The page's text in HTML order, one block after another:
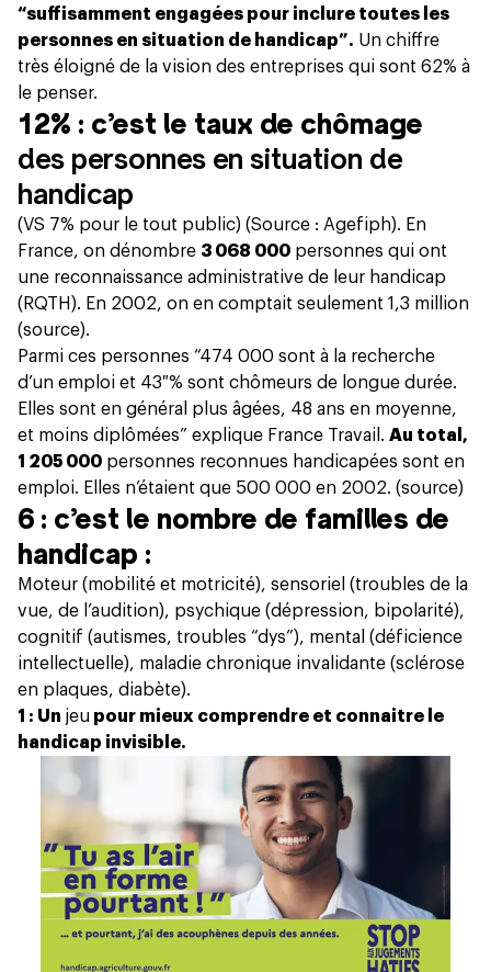
“suffisamment engagées pour inclure toutes les
personnes en situation de handicap”. Un chiffre
très éloigné de la vision des entreprises qui sont 62% à
le penser.
12% : c’est le taux de chômage
des personnes en situation de
handicap
(VS 7% pour le tout public) (Source : Agefiph). En
France, on dénombre 3 068 000 personnes qui ont
une reconnaissance administrative de leur handicap
(RQTH). En 2002, on en comptait seulement 1,3 million
(source).
Parmi ces personnes “474 000 sont à la recherche
d’un emploi et 43 % sont chômeurs de longue durée.
Elles sont en général plus âgées, 48 ans en moyenne,
et moins diplômées” explique France Travail . Au total,
1 205 000 personnes reconnues handicapées sont en
emploi. Elles n’étaient que 500 000 en 2002. (source)
6 : c’est le nombre de familles de
handicap :
Moteur (mobilité et motricité), sensoriel (troubles de la
vue, de l’audition), psychique (dépression, bipolarité),
cognitif (autismes, troubles “dys”), mental (déficience
intellectuelle), maladie chronique invalidante (sclérose
en plaques, diabète).
1 : Un jeu pour mieux comprendre et connaitre le
handicap invisible.